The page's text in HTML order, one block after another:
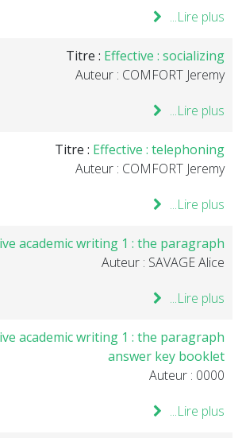
Lire plus...
Titre : Effective : socializing
Auteur : COMFORT Jeremy
Lire plus...
Titre : Effective : telephoning
Auteur : COMFORT Jeremy
Lire plus...
academic writing 1 : the paragraph
Auteur : SAVAGE Alice
Lire plus...
academic writing 1 : the paragraph
answer key booklet
Auteur : 0000
Lire plus...